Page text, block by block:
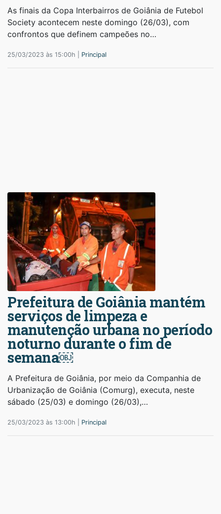
As finais da Copa Interbairros de Goiânia de Futebol
Society acontecem neste domingo (26/03), com
confrontos que definem campeões no…
25/03/2023 às 15:00h | Principal
Prefeitura de Goiânia mantém
serviços de limpeza e
manutenção urbana no período
noturno durante o fim de
semana￼
A Prefeitura de Goiânia, por meio da Companhia de
Urbanização de Goiânia (Comurg), executa, neste
sábado (25/03) e domingo (26/03),…
25/03/2023 às 13:00h | Principal